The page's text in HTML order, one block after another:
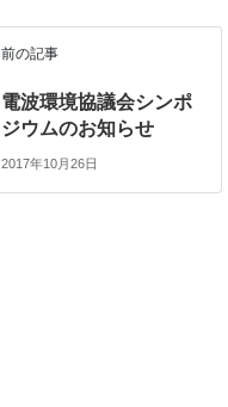
前の記事
電波環境協議会シンポ
ジウムのお知らせ
2017年10月26日